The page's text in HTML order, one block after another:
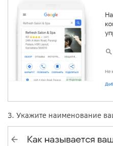
3. Укажите наименование